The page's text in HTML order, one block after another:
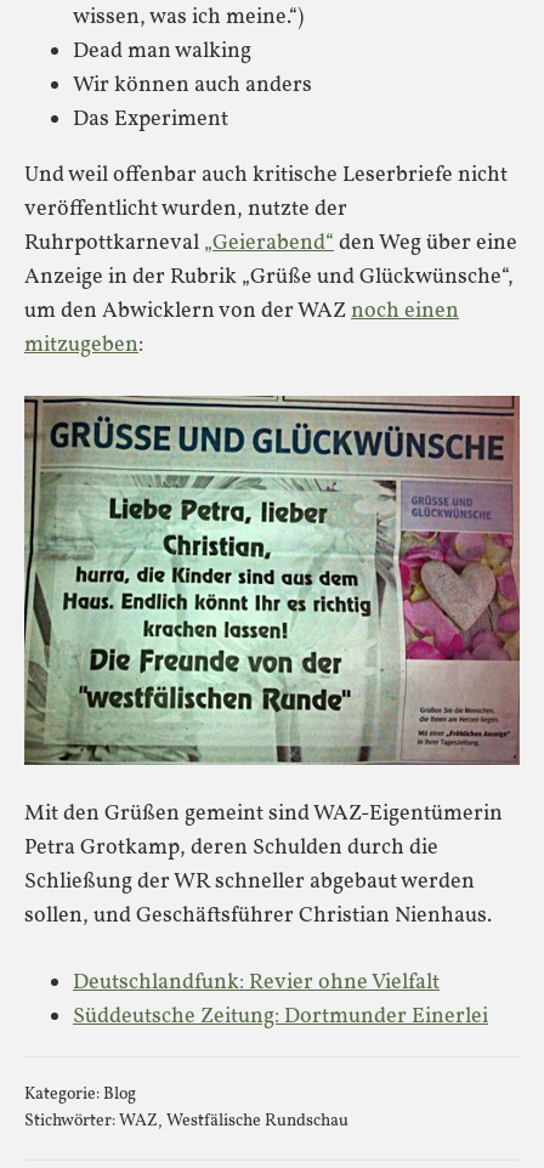
wissen, was ich meine.“)
Dead man walking
Wir können auch anders
Das Experiment
Und weil offenbar auch kritische Leserbriefe nicht
veröffentlicht wurden, nutzte der
Ruhrpottkarneval „Geierabend“den Weg über eine
Anzeige in der Rubrik „Grüße und Glückwünsche“,
um den Abwicklern von der WAZnoch einen
mitzugeben:
Mit den Grüßen gemeint sind WAZ-Eigentümerin
Petra Grotkamp, deren Schulden durch die
Schließung der WR schneller abgebaut werden
sollen, und Geschäftsführer Christian Nienhaus.
Deutschlandfunk: Revier ohne Vielfalt
Süddeutsche Zeitung: Dortmunder Einerlei
Kategorie:Blog
Stichwörter:WAZ, Westfälische Rundschau